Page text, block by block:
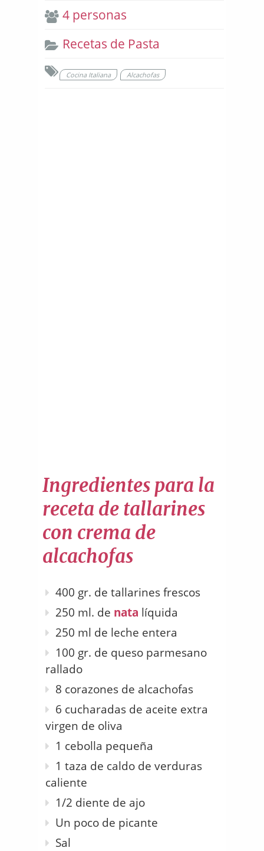
4 personas
Recetas de Pasta
Cocina Italiana Alcachofas
Ingredientes para la
receta de tallarines
con crema de
alcachofas
400 gr. de tallarines frescos
250 ml. de nata líquida
250 ml de leche entera
100 gr. de queso parmesano
rallado
8 corazones de alcachofas
6 cucharadas de aceite extra
virgen de oliva
1 cebolla pequeña
1 taza de caldo de verduras
caliente
1/2 diente de ajo
Un poco de picante
Sal